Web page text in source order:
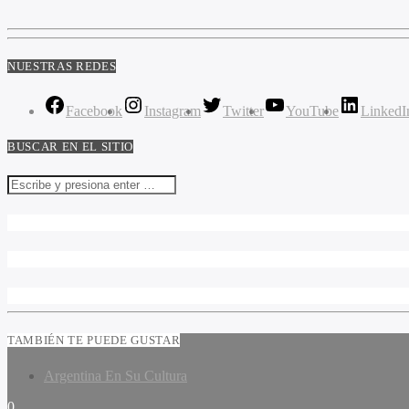
NUESTRAS REDES
Facebook Instagram Twitter YouTube
BUSCAR EN EL SITIO
TAMBIÉN TE PUEDE GUSTAR
Argentina En Su Cultura